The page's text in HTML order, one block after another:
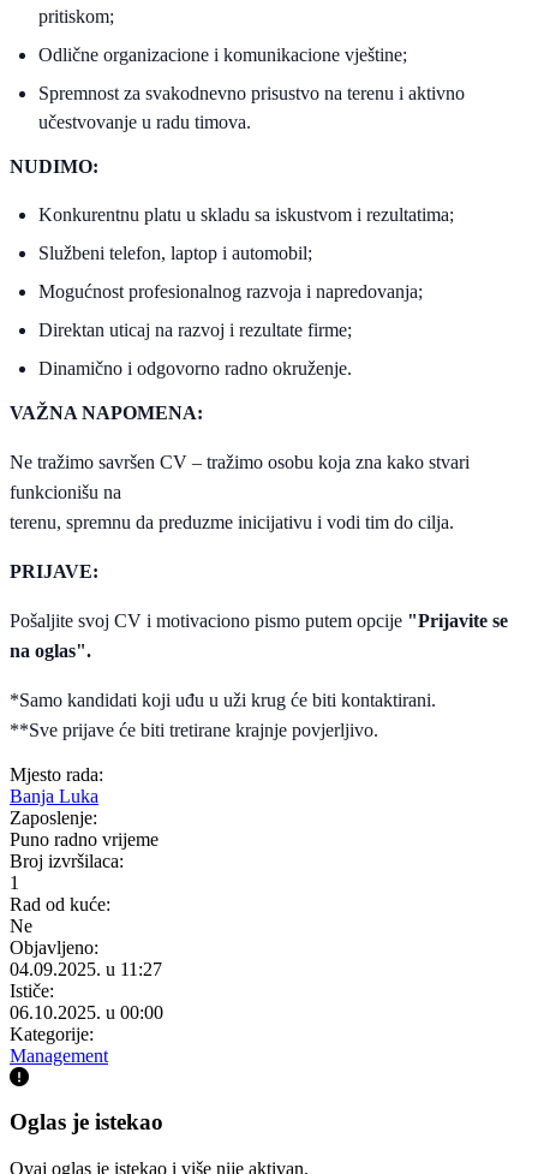
pritiskom;
Odlične organizacione i komunikacione vještine;
Spremnost za svakodnevno prisustvo na terenu i aktivno
učestvovanje u radu timova.
NUDIMO:
Konkurentnu platu u skladu sa iskustvom i rezultatima;
Službeni telefon, laptop i automobil;
Mogućnost profesionalnog razvoja i napredovanja;
Direktan uticaj na razvoj i rezultate firme;
Dinamično i odgovorno radno okruženje.
VAŽNA NAPOMENA:
Ne tražimo savršen CV – tražimo osobu koja zna kako stvari
funkcionišu na
terenu, spremnu da preduzme inicijativu i vodi tim do cilja.
PRIJAVE:
Pošaljite svoj CV i motivaciono pismo putem opcije "Prijavite se
na oglas".
*Samo kandidati koji uđu u uži krug će biti kontaktirani.
**Sve prijave će biti tretirane krajnje povjerljivo.
Mjesto rada:
Banja Luka
Zaposlenje:
Puno radno vrijeme
Broj izvršilaca:
1
Rad od kuće:
Ne
Objavljeno:
04.09.2025. u 11:27
Ističe:
06.10.2025. u 00:00
Kategorije:
Management
Oglas je istekao
Ovaj oglas je istekao i više nije aktivan.